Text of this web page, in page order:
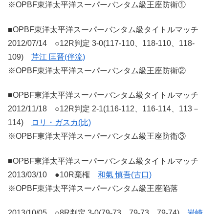
※OPBF東洋太平洋スーパーバンタム級王座防衛①
■OPBF東洋太平洋スーパーバンタム級タイトルマッチ
2012/07/14 ○12R判定 3-0(117-110、118-110、118-
109) 芹江 匡晋(伴流)
※OPBF東洋太平洋スーパーバンタム級王座防衛②
■OPBF東洋太平洋スーパーバンタム級タイトルマッチ
2012/11/18 ○12R判定 2-1(116-112、116-114、113－
114)
ロリ・ガスカ(比)
※OPBF東洋太平洋スーパーバンタム級王座防衛③
■OPBF東洋太平洋スーパーバンタム級タイトルマッチ
2013/03/10 ●10R棄権 和氣 慎吾(古口)
※OPBF東洋太平洋スーパーバンタム級王座陥落